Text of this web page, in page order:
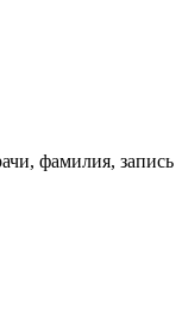
фамилия, запись